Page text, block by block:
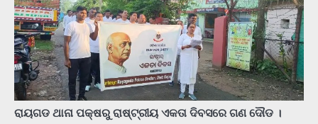
ରାୟଗଡ ଥାନା ପକ୍ଷରୁ ରାଷ୍ଟ୍ରୀୟ ଏକତା ଦିବସରେ ଗଣ ଦୌଡ ।